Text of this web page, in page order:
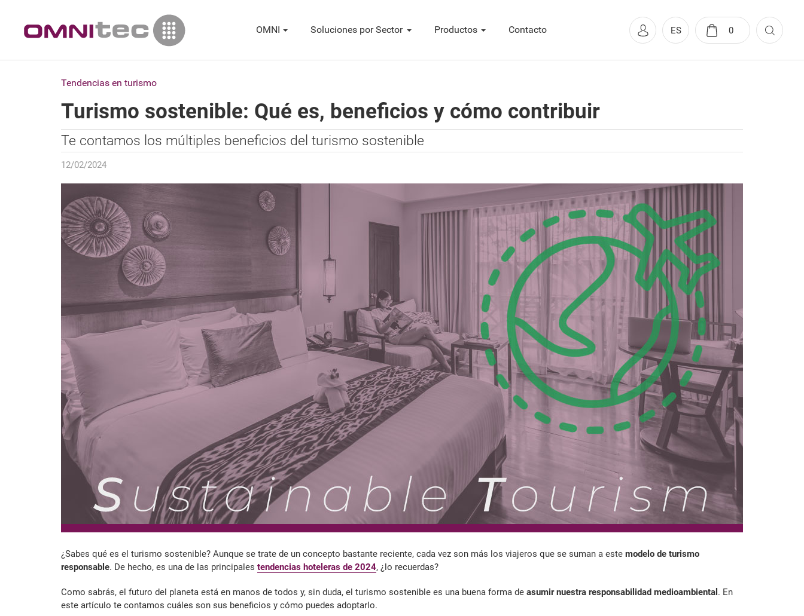
OMNI Soluciones por Sector Productos Contacto ES 0
Tendencias en turismo
Turismo sostenible: Qué es, beneficios y cómo contribuir
Te contamos los múltiples beneficios del turismo sostenible
12/02/2024
¿Sabes qué es el turismo sostenible? Aunque se trate de un concepto bastante reciente, cada vez son más los viajeros que se suman a este modelo de turismo
responsable. De hecho, es una de las principales tendencias hoteleras de 2024, ¿lo recuerdas?
Como sabrás, el futuro del planeta está en manos de todos y, sin duda, el turismo sostenible es una buena forma de asumir nuestra responsabilidad medioambiental . En
este artículo te contamos cuáles son sus beneficios y cómo puedes adoptarlo.